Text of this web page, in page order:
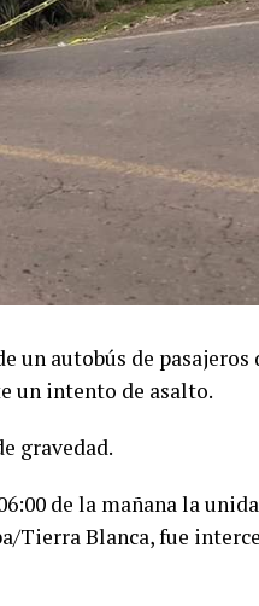
un autobús de
un intento de asalto.
gravedad.
de la mañana la
Tierra Blanca, fue